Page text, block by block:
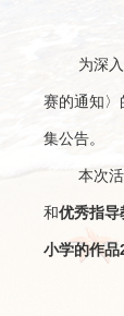
为深
赛的通知〉
集公告。
本次
和优秀指导
小学的作品